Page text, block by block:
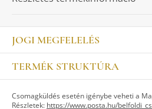
JOGI MEGFELELÉS
Impresszum
Kapcsolat
Jogi nyilatkozat
TERMÉK STRUKTÚRA
ASZTALKULTÚRA
Csomagküldés esetén igénybe veheti a
Részletek: https://www.posta.hu/